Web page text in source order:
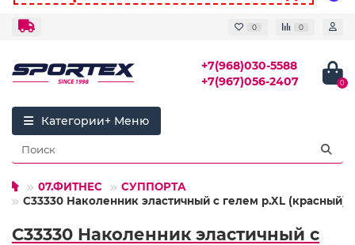
0 0
+7(968)030-5588
+7(967)056-2407
0
Категории
07.ФИТНЕС
СУППОРТА
C33330 Наколенник эластичный с гелем р.XL (красный)
C33330 Наколенник эластичный с